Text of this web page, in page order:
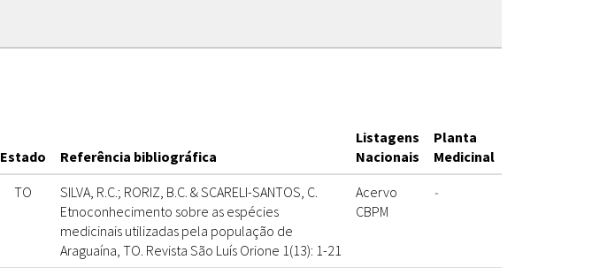
Estado Referência bibliográfica
Listagens
Nacionais
Planta
Medicinal
TO
SILVA, R.C.; RORIZ, B.C. & SCARELI-SANTOS, C.
Etnoconhecimento sobre as espécies
medicinais utilizadas pela população de
Araguaína, TO. Revista São Luís Orione 1(13): 1-21
Acervo
CBPM
-